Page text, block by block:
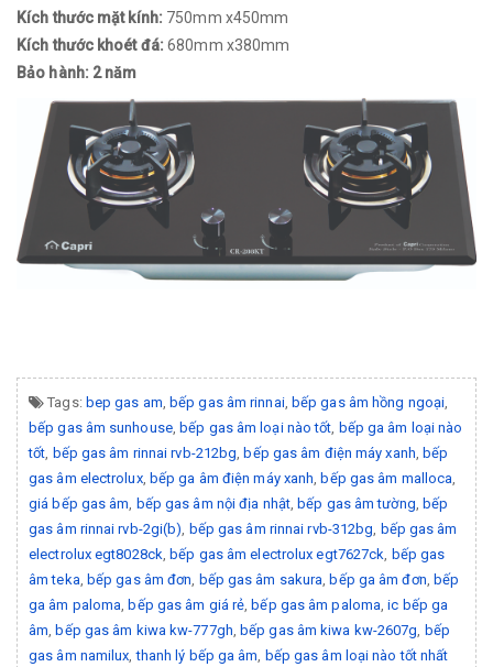
Kích thước mặt kính: 750mm x450mm
Kích thước khoét đá:680mm x380mm
Bảo hành: 2 năm
Tags: bep gas am, bếp gas âm rinnai, bếp gas âm hồng ngoại,
bếp gas âm sunhouse, bếp gas âm loại nào tốt, bếp ga âm loại nào
tốt, bếp gas âm rinnai rvb-212bg, bếp gas âm điện máy xanh, bếp
gas âm electrolux, bếp ga âm điện máy xanh, bếp gas âm malloca,
giá bếp gas âm, bếp gas âm nội địa nhật, bếp gas âm tường, bếp
gas âm rinnai rvb-2gi(b), bếp gas âm rinnai rvb-312bg, bếp gas âm
electrolux egt8028ck, bếp gas âm electrolux egt7627ck, bếp gas
âm teka, bếp gas âm đơn, bếp gas âm sakura, bếp ga âm đơn, bếp
ga âm paloma, bếp gas âm giá rẻ, bếp gas âm paloma,ic bếp ga
âm, bếp gas âm kiwa kw-777gh, bếp gas âm kiwa kw-2607g, bếp
gas âm namilux,thanh lý bếp ga âm, bếp gas âm loại nào tốt nhất